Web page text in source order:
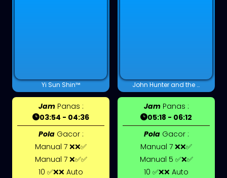
Yi Sun Shin™
JamPanas :
03:54 - 04:36
PolaGacor :
Manual 7 ❌❌✅
Manual 7 ❌✅✅
10 ✅❌❌ Auto
John Hunter and the Book of Tut Megaways™
JamPanas :
05:18 - 06:12
PolaGacor :
Manual 7 ❌❌✅
Manual 5 ✅❌✅
10 ✅❌❌ Auto